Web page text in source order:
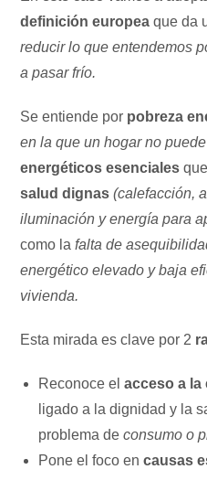
definición europea que da
reducir lo que entendemos
a pasar frío.
Se entiende por pobreza
en la que un hogar no
energéticos esenciales
salud dignas (calefacción,
iluminación y energía para
como lafalta de
energético elevado y baja
vivienda.
Esta mirada es clave por 2
Reconoce elacceso a la
ligado a la dignidad y la
problema deconsumo o
Pone el foco encausas